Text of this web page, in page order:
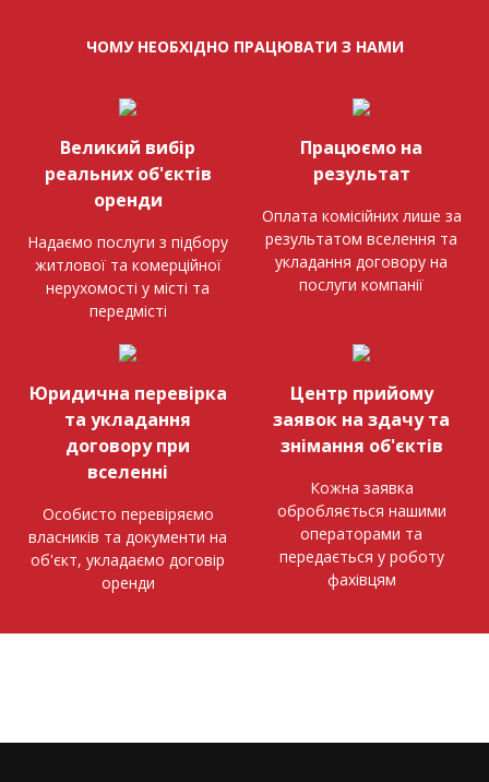
ЧОМУ НЕОБХІДНО ПРАЦЮВАТИ З НАМИ
Великий вибір
реальних об'єктів
оренди
Надаємо послуги з підбору
житлової та комерційної
нерухомості у місті та
передмісті
Працюємо на
результат
Оплата комісійних лише за
результатом вселення та
укладання договору на
послуги компанії
Юридична перевірка
та укладання
договору при
вселенні
Особисто перевіряємо
власників та документи на
об'єкт, укладаємо договір
оренди
Центр прийому
заявок на здачу та
знімання об'єктів
Кожна заявка
обробляється нашими
операторами та
передається у роботу
фахівцям